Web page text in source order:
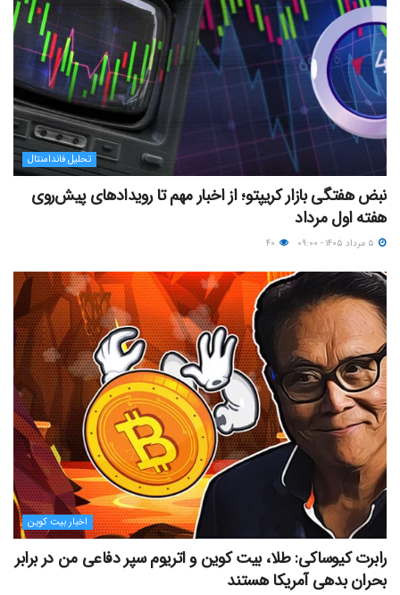
تحلیل فاندامنتال
نبض هفتگی بازار کریپتو؛ از اخبار مهم تا رویدادهای پیش‌روی
هفته اول مرداد
اخبار بیت کوین
رابرت کیوساکی: طلا، بیت کوین و اتریوم سپر دفاعی من در برابر
بحران بدهی آمریکا هستند